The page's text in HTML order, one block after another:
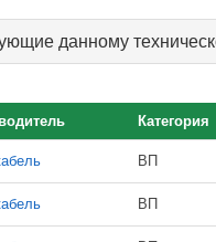
данному
Категория
ВП
ВП